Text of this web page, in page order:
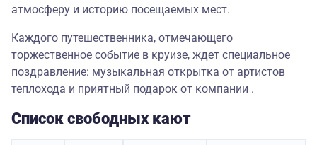
атмосферу и историю посещаемых мест.
Каждого путешественника, отмечающего
торжественное событие в круизе, ждет специальное
поздравление: музыкальная открытка от артистов
теплохода и приятный подарок от компании .
Список свободных кают